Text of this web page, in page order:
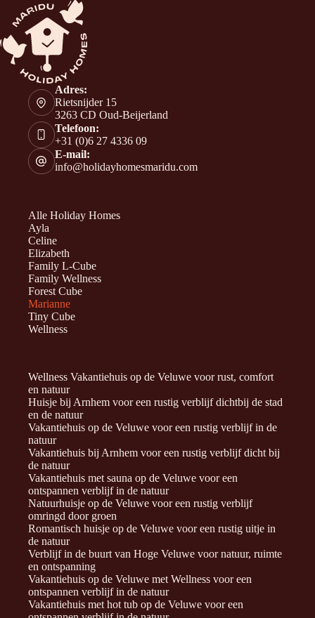
Adres:
Rietsnijder 15
3263 CD Oud-Beijerland
Telefoon:
+31 (0)6 27 4336 09
E-mail:
info@holidayhomesmaridu.com
Alle Holiday Homes
Ayla
Celine
Elizabeth
Family L-Cube
Family Wellness
Forest Cube
Marianne
Tiny Cube
Wellness
Wellness Vakantiehuis op de Veluwe voor rust, comfort
en natuur
Huisje bij Arnhem voor een rustig verblijf dichtbij de stad
en de natuur
Vakantiehuis op de Veluwe voor een rustig verblijf in de
natuur
Vakantiehuis bij Arnhem voor een rustig verblijf dicht bij
de natuur
Vakantiehuis met sauna op de Veluwe voor een
ontspannen verblijf in de natuur
Natuurhuisje op de Veluwe voor een rustig verblijf
omringd door groen
Romantisch huisje op de Veluwe voor een rustig uitje in
de natuur
Verblijf in de buurt van Hoge Veluwe voor natuur, ruimte
en ontspanning
Vakantiehuis op de Veluwe met Wellness voor een
ontspannen verblijf in de natuur
Vakantiehuis met hot tub op de Veluwe voor een